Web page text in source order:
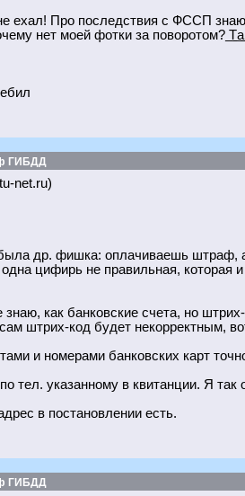
ехал! Про последствия с ФССП
нет моей фотки за поворотом?
ГИБДД
net.ru)
др. фишка: оплачиваешь штраф,
цифирь не правильная, которая и
как банковские счета, но
штрих-код будет некорректным,
и номерами банковских карт
тел. указанному в квитанции. Я
в постановлении есть.
ГИБДД